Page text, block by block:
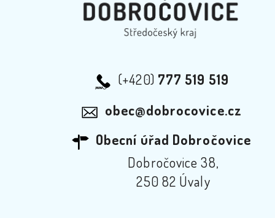
(+420) 777 519 519
obec@dobrocovice.cz
Obecní úřad Dobročovice
Dobročovice 38,
250 82 Úvaly